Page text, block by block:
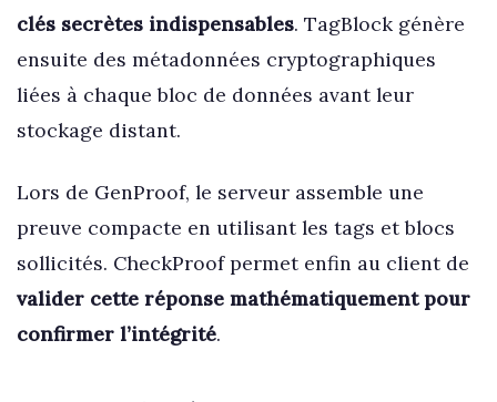
clés secrètes indispensables. TagBlock génère
ensuite des métadonnées cryptographiques
liées à chaque bloc de données avant leur
stockage distant.
Lors de GenProof, le serveur assemble une
preuve compacte en utilisant les tags et blocs
sollicités. CheckProof permet enfin au client de
valider cette réponse mathématiquement pour
confirmer l’intégrité.